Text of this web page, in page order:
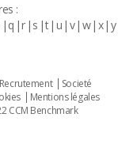
:
q r s t u v w x y
Recrutement
Societé
Mentions légales
CCM Benchmark